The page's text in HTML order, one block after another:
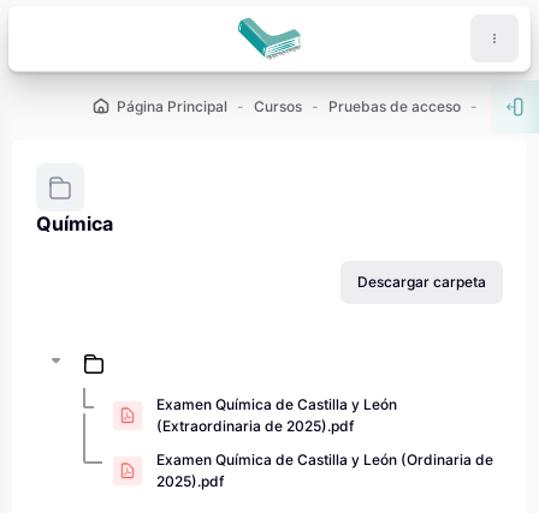
Página Principal Cursos Pruebas de acceso PAU -
Química
Descargar carpeta
Examen Química de Castilla y León
(Extraordinaria de 2025).pdf
Examen Química de Castilla y León (Ordinaria de
2025).pdf